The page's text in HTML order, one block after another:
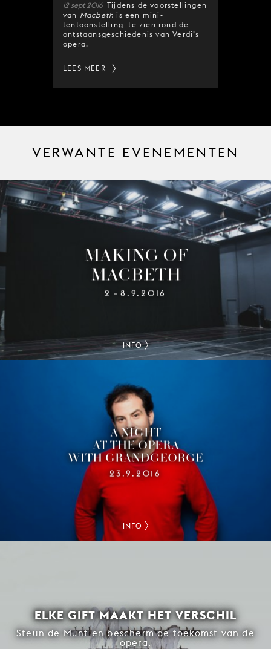
12 sept 2016 Tijdens de voorstellingen
van Macbeth is een mini-
tentoonstelling te zien rond de
ontstaansgeschiedenis van Verdi’s
opera.
LEES MEER
VERWANTE EVENEMENTEN
MAKING OF
MACBETH
2 –8.9.2016
INFO
A NIGHT
AT THE OPERA
WITH GRANDGEORGE
23.9.2016
INFO
ELKE GIFT MAAKT HET VERSCHIL
Steun de Munt en bescherm de toekomst van de
opera.